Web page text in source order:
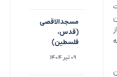
مسجدالاقصی
(قدس،
فلسطین)
۰۹ تیر ۱۴۰۴